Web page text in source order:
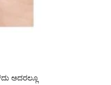
ಅದರಲ್ಲೂ